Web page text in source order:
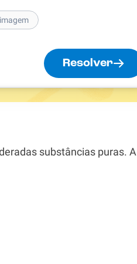
Resolver
substâncias puras. A